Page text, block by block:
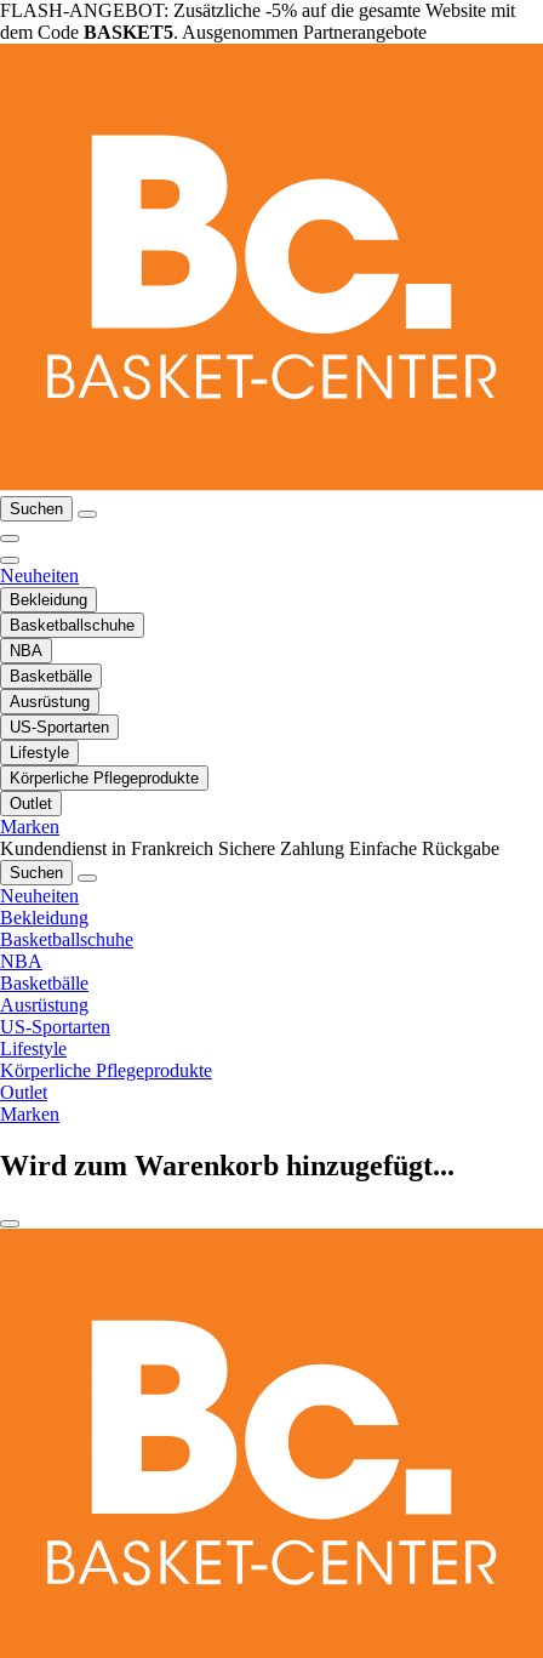
FLASH-ANGEBOT: Zusätzliche -5% auf die gesamte Website mit
dem Code BASKET5. Ausgenommen Partnerangebote
Suchen
Neuheiten
Bekleidung
Basketballschuhe
NBA
Basketbälle
Ausrüstung
US-Sportarten
Lifestyle
Körperliche Pflegeprodukte
Outlet
Marken
Kundendienst in Frankreich Sichere Zahlung Einfache Rückgabe
Suchen
Neuheiten
Bekleidung
Basketballschuhe
NBA
Basketbälle
Ausrüstung
US-Sportarten
Lifestyle
Körperliche Pflegeprodukte
Outlet
Marken
Wird zum Warenkorb hinzugefügt...